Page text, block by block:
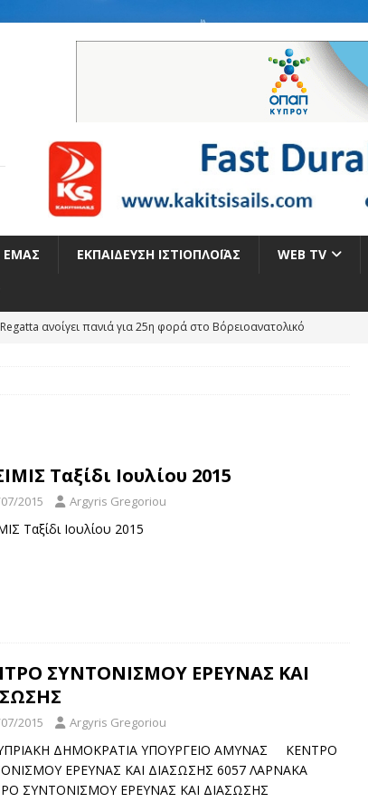
ΕΜΆΣ ΕΚΠΑΊΔΕΥΣΗ ΙΣΤΙΟΠΛΟΪ́ΑΣ WEB TV
ανοίγει πανιά για 25η φορά στο Βόρειοανατολικό
ΚΑΙ 293 PLUS ΤΗΣ ΠΟΛΩΝΙΑΣ
ΕΙΔΉΣΕΙΣ
Αιγαίου: «Pega» και «Garbis» κέρδισαν και τον…Αίολο στην
Ταξίδι Ιουλίου 2015
2015 Argyris Gregoriou
Ταξίδι Ιουλίου 2015
ΣΥΝΤΟΝΙΣΜΟΥ ΕΡΕΥΝΑΣ ΚΑΙ
2015 Argyris Gregoriou
ΔΗΜΟΚΡΑΤΙΑ ΥΠΟΥΡΓΕΙΟ ΑΜΥΝΑΣ ΚΕΝΤΡΟ
ΕΡΕΥΝΑΣ ΚΑΙ ΔΙΑΣΩΣΗΣ 6057 ΛΑΡΝΑΚΑ
ΣΥΝΤΟΝΙΣΜΟΥ ΕΡΕΥΝΑΣ ΚΑΙ ΔΙΑΣΩΣΗΣ